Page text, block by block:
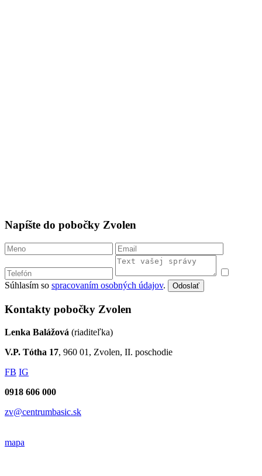
Napíšte do pobočky Zvolen
Súhlasím so spracovaním osobných údajov. Odoslať
Kontakty pobočky Zvolen
Lenka Balážová (riaditeľka)
V.P. Tótha 17, 960 01, Zvolen, II. poschodie
FB IG
0918 606 000
zv@centrumbasic.sk
mapa